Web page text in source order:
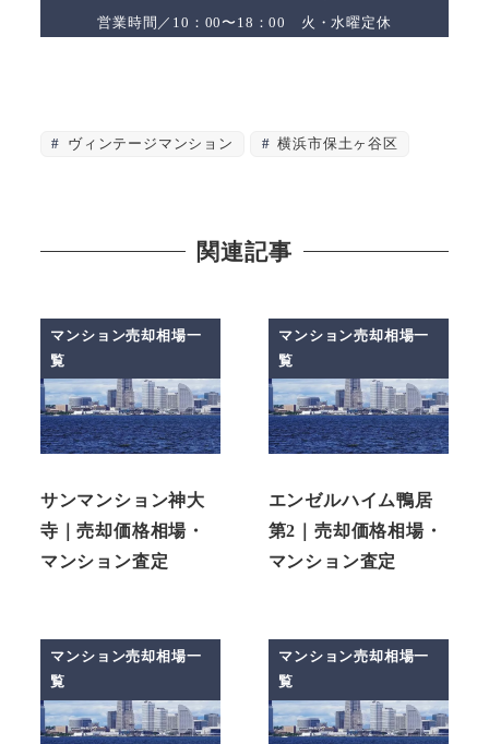
営業時間／10：00〜18：00 火・水曜定休
ヴィンテージマンション 横浜市保土ヶ谷区
関連記事
マンション売却相場一
覧
サンマンション神大
寺｜売却価格相場・
マンション査定
マンション売却相場一
覧
エンゼルハイム鴨居
第2｜売却価格相場・
マンション査定
マンション売却相場一
覧
マンション売却相場一
覧